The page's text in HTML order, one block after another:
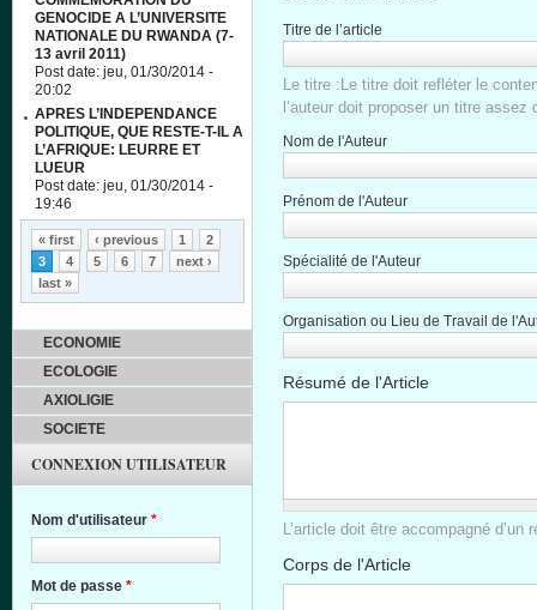
Titre de l’article
Le titre :Le titre doit refléter le
l’auteur doit proposer un titre
Nom de l'Auteur
Prénom de l'Auteur
Spécialité de l'Auteur
Organisation ou Lieu de Travail de
Résumé de l'Article
L’article doit être accompagné
Corps de l'Article
GENOCIDE A L’UNIVERSITE
NATIONALE DU RWANDA (7-
13 avril 2011)
Post date: jeu, 01/30/2014 -
20:02
APRES L’INDEPENDANCE
POLITIQUE, QUE RESTE-T-IL A
L’AFRIQUE: LEURRE ET
LUEUR
Post date: jeu, 01/30/2014 -
19:46
Pages
« first ‹ previous 1
2
3
4 5 6 7
next ›
last »
ECONOMIE
ECOLOGIE
AXIOLIGIE
SOCIETE
CONNEXION UTILISATEUR
Nom d'utilisateur *
Mot de passe *